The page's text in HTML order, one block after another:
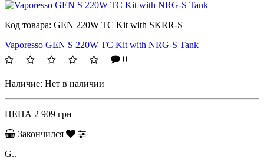
Код товара: GEN 220W TC Kit with SKRR-S
Vaporesso GEN S 220W TC Kit with NRG-S Tank
0
Наличие: Нет в наличии
ЦЕНА 2 909 грн
Закончился
G..